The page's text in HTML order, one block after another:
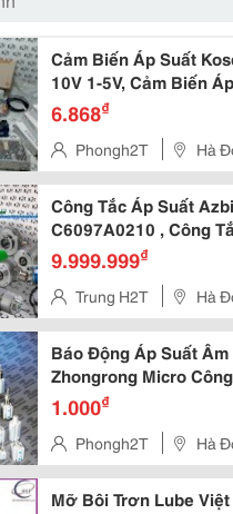
Cảm Biến Áp Suất
10V 1-5V, Cảm Biến
P42P-02-F1, Cảm
Suất Âm Chân Không
6.868₫
Phongh2T Hà
Công Tắc Áp Suất
C6097A0210 , Công
9.999.999₫
Trung H2T Hà
Báo Động Áp Suất
Zhongrong Micro
Không Kp300C-Nv
Áp Suất Âm Điều
1.000₫
Phongh2T Hà
Mỡ Bôi Trơn Lube